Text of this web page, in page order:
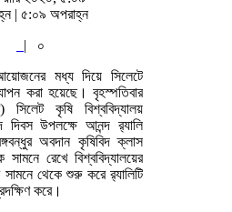
| ৫:০৯ অপরাহ্ন
|
০
মধ্য দিয়ে সিলেটে
করা হয়েছে। বৃহস্পতিবার
সিলেট কৃষি বিশ্ববিদ্যালয়
দিবস উপলক্ষে আনন্দ র‌্যালি
অবদান কৃষিবিদ ক্লাস
রেখে বিশ্ববিদ্যালয়ের
থেকে শুরু করে র‌্যালিটি
করে।